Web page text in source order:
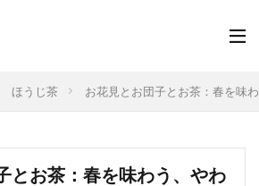
ほうじ茶 お花見とお団子とお茶：春を味
とお茶：春を味わう、やわ